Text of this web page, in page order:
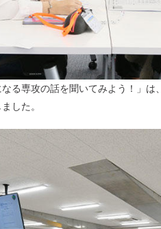
る専攻の話を聞いてみよう！」
した。